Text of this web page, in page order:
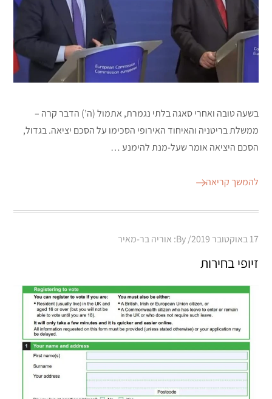
בשעה טובה ואחרי סאגה בלתי נגמרת, אתמול (ה’) הדבר קרה –
ממשלת בריטניה והאיחוד האירופי הסכימו על הסכם יציאה. בגדול,
הסכם היציאה אומר שעל-מנת להימנע …
להמשך קריאה
Posted
17 באוקטובר 2019 By: אוריה בר-מאיר
זיופי בחירות